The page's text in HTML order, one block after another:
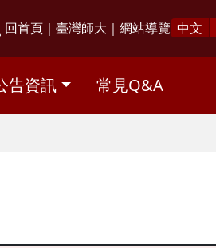
回首頁 ｜ 臺灣師大 ｜ 網站導覽 中文
告資訊 常見Q&A